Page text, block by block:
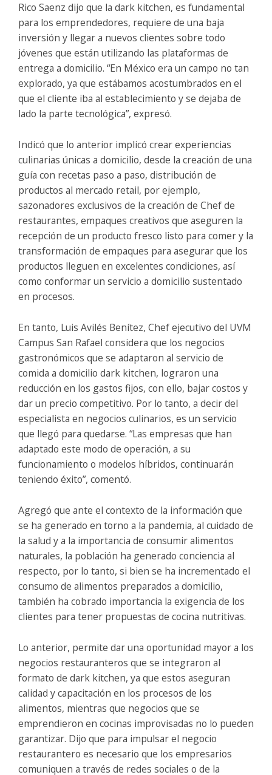
Rico Saenz dijo que la dark kitchen, es fundamental
para los emprendedores, requiere de una baja
inversión y llegar a nuevos clientes sobre todo
jóvenes que están utilizando las plataformas de
entrega a domicilio. “En México era un campo no tan
explorado, ya que estábamos acostumbrados en el
que el cliente iba al establecimiento y se dejaba de
lado la parte tecnológica”, expresó.
Indicó que lo anterior implicó crear experiencias
culinarias únicas a domicilio, desde la creación de una
guía con recetas paso a paso, distribución de
productos al mercado retail, por ejemplo,
sazonadores exclusivos de la creación de Chef de
restaurantes, empaques creativos que aseguren la
recepción de un producto fresco listo para comer y la
transformación de empaques para asegurar que los
productos lleguen en excelentes condiciones, así
como conformar un servicio a domicilio sustentado
en procesos.
En tanto, Luis Avilés Benítez, Chef ejecutivo del UVM
Campus San Rafael considera que los negocios
gastronómicos que se adaptaron al servicio de
comida a domicilio dark kitchen, lograron una
reducción en los gastos fijos, con ello, bajar costos y
dar un precio competitivo. Por lo tanto, a decir del
especialista en negocios culinarios, es un servicio
que llegó para quedarse. “Las empresas que han
adaptado este modo de operación, a su
funcionamiento o modelos híbridos, continuarán
teniendo éxito”, comentó.
Agregó que ante el contexto de la información que
se ha generado en torno a la pandemia, al cuidado de
la salud y a la importancia de consumir alimentos
naturales, la población ha generado conciencia al
respecto, por lo tanto, si bien se ha incrementado el
consumo de alimentos preparados a domicilio,
también ha cobrado importancia la exigencia de los
clientes para tener propuestas de cocina nutritivas.
Lo anterior, permite dar una oportunidad mayor a los
negocios restauranteros que se integraron al
formato de dark kitchen, ya que estos aseguran
calidad y capacitación en los procesos de los
alimentos, mientras que negocios que se
emprendieron en cocinas improvisadas no lo pueden
garantizar. Dijo que para impulsar el negocio
restaurantero es necesario que los empresarios
comuniquen a través de redes sociales o de la